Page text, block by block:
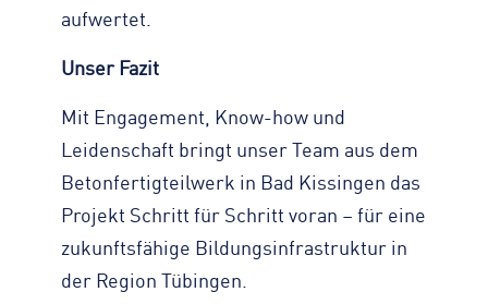
aufwertet.
Unser Fazit
Mit Engagement, Know-how und
Leidenschaft bringt unser Team aus dem
Betonfertigteilwerk in Bad Kissingen das
Projekt Schritt für Schritt voran – für eine
zukunftsfähige Bildungsinfrastruktur in
der Region Tübingen.